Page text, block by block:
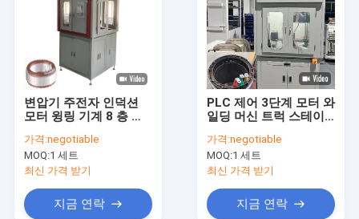
변압기 주전자 인덕션
모터 윙링 기계 8 층 평
가격:negotiable
MOQ:1 세트
최신 가격 받기
지금 연락
PLC 제어 3단계 모터 와
일딩 머신 트럭 스테이
가격:negotiable
MOQ:1 세트
최신 가격 받기
지금 연락